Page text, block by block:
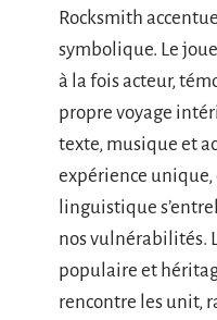
Rocksmith
symbolique. Le
à la fois acteur,
propre voyage
texte, musique et
expérience unique,
linguistique
nos vulnérabilités.
populaire et
rencontre les unit,